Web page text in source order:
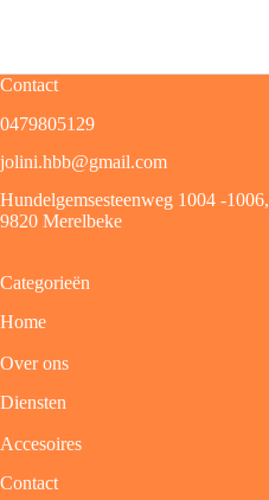
Contact
0479805129
jolini.hbb@gmail.com
Hundelgemsesteenweg 1004 -1006,
9820 Merelbeke
Categorieën
Home
Over ons
Diensten
Accesoires
Contact